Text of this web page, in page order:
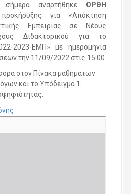
σήμερα αναρτήθηκε ΟΡΘΗ
για «Απόκτηση
Εμπειρίας σε Νέους
Διδακτορικού για το
2023-ΕΜΠ» με ημερομηνία
την 11/09/2022 στις 15:00.
στον Πίνακα μαθημάτων
και το Υπόδειγμα 1: